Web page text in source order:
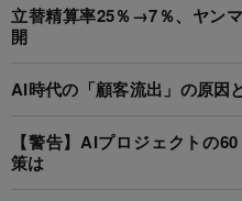
立替精算率25％→7％、ヤン
開
AI時代の「顧客流出」の原因
【警告】AIプロジェクトの
策は